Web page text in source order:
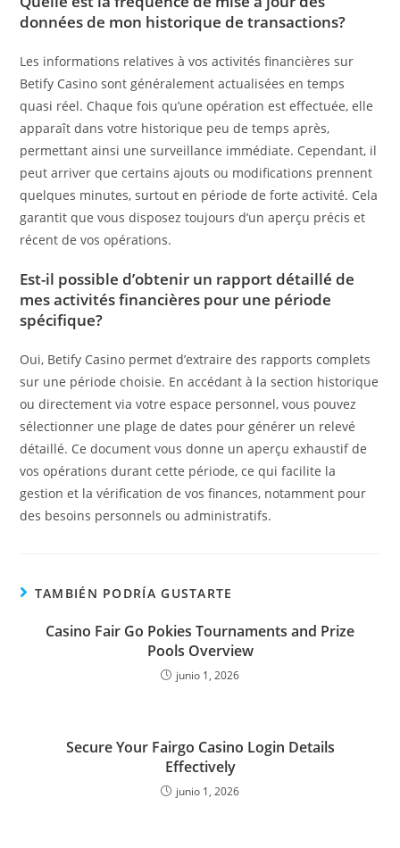
données de mon historique de transactions?
Les informations relatives à vos activités financières sur
Betify Casino sont généralement actualisées en temps
quasi réel. Chaque fois qu’une opération est effectuée, elle
apparaît dans votre historique peu de temps après,
permettant ainsi une surveillance immédiate. Cependant, il
peut arriver que certains ajouts ou modifications prennent
quelques minutes, surtout en période de forte activité. Cela
garantit que vous disposez toujours d’un aperçu précis et
récent de vos opérations.
Est-il possible d’obtenir un rapport détaillé de
mes activités financières pour une période
spécifique?
Oui, Betify Casino permet d’extraire des rapports complets
sur une période choisie. En accédant à la section historique
ou directement via votre espace personnel, vous pouvez
sélectionner une plage de dates pour générer un relevé
détaillé. Ce document vous donne un aperçu exhaustif de
vos opérations durant cette période, ce qui facilite la
gestion et la vérification de vos finances, notamment pour
des besoins personnels ou administratifs.
TAMBIÉN PODRÍA GUSTARTE
Casino Fair Go Pokies Tournaments and Prize
Pools Overview
junio 1, 2026
Secure Your Fairgo Casino Login Details
Effectively
junio 1, 2026